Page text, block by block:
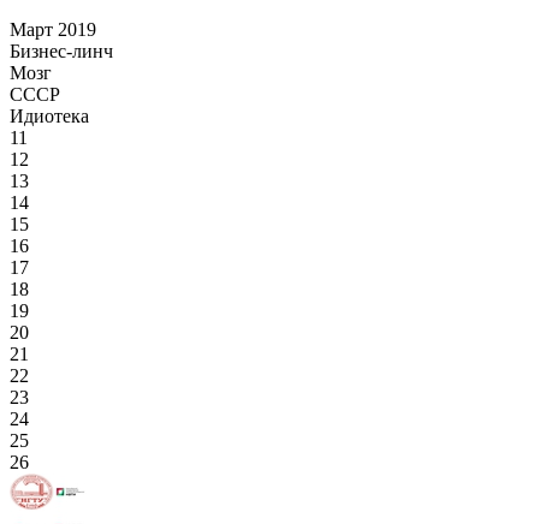
Март 2019
Бизнес-линч
Мозг
СССР
Идиотека
11
12
13
14
15
16
17
18
19
20
21
22
23
24
25
26